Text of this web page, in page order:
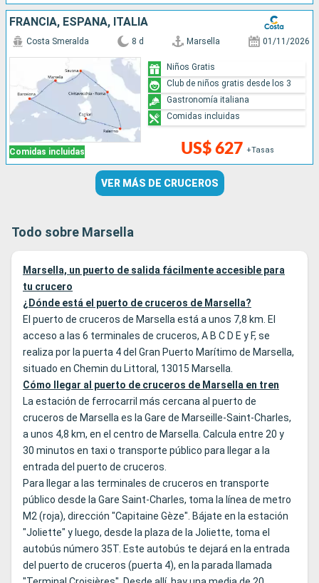
FRANCIA, ESPAÑA, ITALIA
Comidas incluidas
Costa Smeralda 8 d Marsella 01/11/2026
US$ 627 +Tasas
Niños Gratis
Club de niños gratis desde los 3
Gastronomía italiana
Comidas incluidas
VER MÁS DE CRUCEROS
Todo sobre Marsella
Marsella, un puerto de salida fácilmente accesible para
tu crucero
¿Dónde está el puerto de cruceros de Marsella?
El puerto de cruceros de Marsella está a unos 7,8 km. El
acceso a las 6 terminales de cruceros, A B C D E y F, se
realiza por la puerta 4 del Gran Puerto Marítimo de Marsella,
situado en Chemin du Littoral, 13015 Marsella.
Cómo llegar al puerto de cruceros de Marsella en tren
La estación de ferrocarril más cercana al puerto de
cruceros de Marsella es la Gare de Marseille-Saint-Charles,
a unos 4,8 km, en el centro de Marsella. Calcula entre 20 y
30 minutos en taxi o transporte público para llegar a la
entrada del puerto de cruceros.
Para llegar a las terminales de cruceros en transporte
público desde la Gare Saint-Charles, toma la línea de metro
M2 (roja), dirección "Capitaine Gèze". Bájate en la estación
"Joliette" y luego, desde la plaza de la Joliette, toma el
autobús número 35T. Este autobús te dejará en la entrada
del puerto de cruceros (puerta 4), en la parada llamada